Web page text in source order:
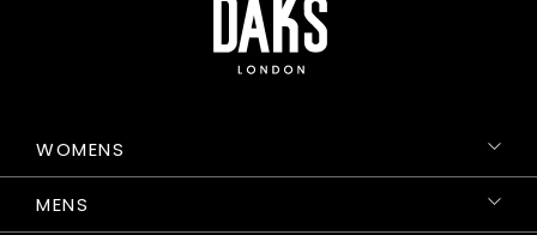
WOMENS
MENS